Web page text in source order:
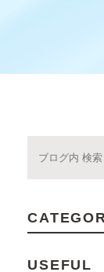
USEFUL